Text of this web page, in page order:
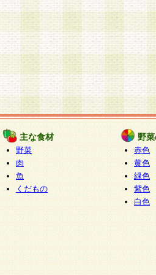
主な食材
野菜
肉
魚
くだもの
野
赤色
黄色
緑色
紫色
白色